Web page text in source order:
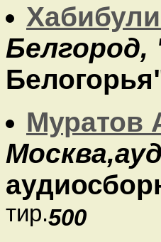
Муратов
тир.500